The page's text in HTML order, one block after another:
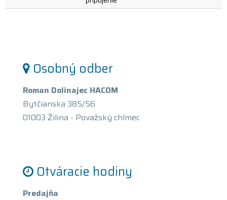
Osobný odber
Roman Dolinajec HACOM
Bytčianska 385/56
01003 Žilina - Považský chlmec
Otváracie hodiny
Predajňa